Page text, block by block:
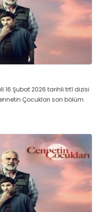
16 Şubat 2026 tarihli trt1 dizisi
Çocukları son bölüm